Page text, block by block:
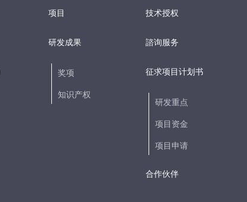
项目
研发成果
奖项
知识产权
技术授权
諮询服务
征求项目计划书
研发重点​
项目资金​
项目申请​
合作伙伴